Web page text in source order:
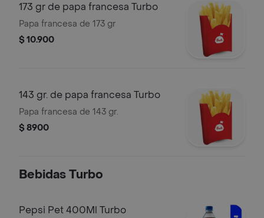
173 gr de papa francesa Turbo
Papa francesa de 173 gr
$ 10.900
143 gr. de papa francesa Turbo
Papa francesa de 143 gr.
$ 8900
Bebidas Turbo
Pepsi Pet 400Ml Turbo